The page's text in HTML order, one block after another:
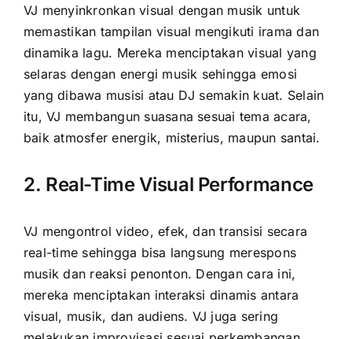
VJ menyinkronkan visual dengan musik untuk
memastikan tampilan visual mengikuti irama dan
dinamika lagu. Mereka menciptakan visual yang
selaras dengan energi musik sehingga emosi
yang dibawa musisi atau DJ semakin kuat. Selain
itu, VJ membangun suasana sesuai tema acara,
baik atmosfer energik, misterius, maupun santai.
2. Real-Time Visual Performance
VJ mengontrol video, efek, dan transisi secara
real-time sehingga bisa langsung merespons
musik dan reaksi penonton. Dengan cara ini,
mereka menciptakan interaksi dinamis antara
visual, musik, dan audiens. VJ juga sering